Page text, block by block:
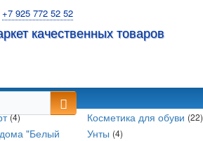
+7 925 772 52 52
качественных товаров
(4) Косметика для обуви (22)
"Белый
Унты (4)